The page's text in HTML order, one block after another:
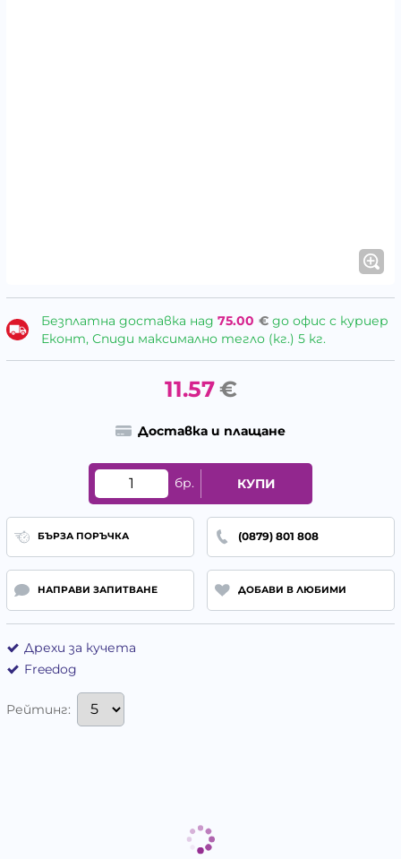
Безплатна доставка над 75.00 €до офис с куриер
Еконт, Спиди максимално тегло (кг.) 5 кг.
11.57€
Доставка и плащане
бр. КУПИ
БЪРЗА ПОРЪЧКА (0879) 801 808
НАПРАВИ ЗАПИТВАНЕ ДОБАВИ В ЛЮБИМИ
Дрехи за кучета
Freedog
Рейтинг: